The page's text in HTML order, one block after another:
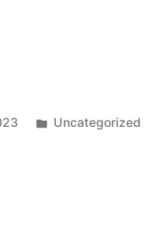
Posted
Uncategorized